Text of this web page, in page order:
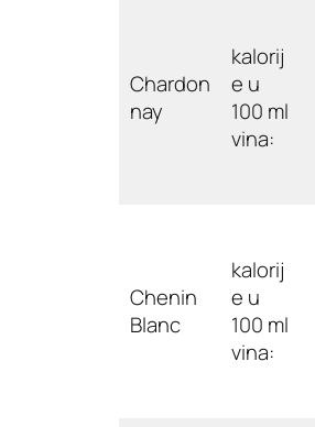
Chardon
nay
kalorij
e u
100 ml
vina:
Chenin
Blanc
kalorij
e u
100 ml
vina: